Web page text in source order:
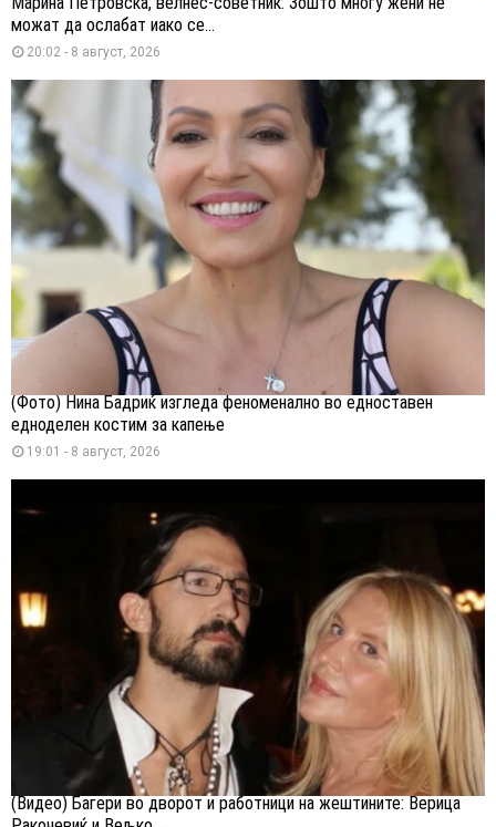
можат да ослабат иако се...
20:02 - 8 август, 2026
(Фото) Нина Бадриќ изгледа феноменално во едноставен
едноделен костим за капење
19:01 - 8 август, 2026
(Видео) Багери во дворот и работници на жештините: Верица